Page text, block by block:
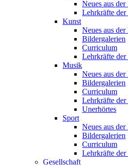
Neues aus der
Lehrkräfte der
Kunst
Neues aus der
Bildergalerien
Curriculum
Lehrkräfte der
Musik
Neues aus der
Bildergalerien
Curriculum
Lehrkräfte der
Unerhörtes
Sport
Neues aus der
Bildergalerien
Curriculum
Lehrkräfte der
Gesellschaft